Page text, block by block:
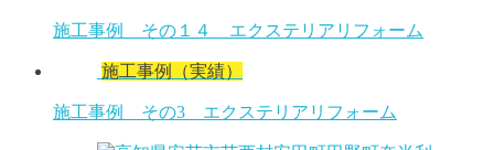
施工事例 その１４ エクステリアリフォーム
施工事例（実績）
施工事例 その3 エクステリアリフォーム